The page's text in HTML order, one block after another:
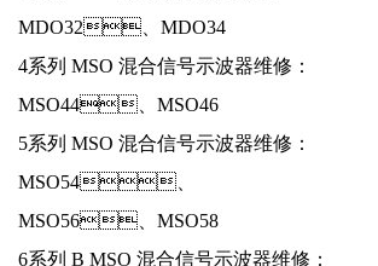
MDO32、MDO34
4系列 MSO 混合信号示波器维修：
MSO44、MSO46
5系列 MSO 混合信号示波器维修：
MSO54、
MSO56、MSO58
6系列 B MSO 混合信号示波器维修：